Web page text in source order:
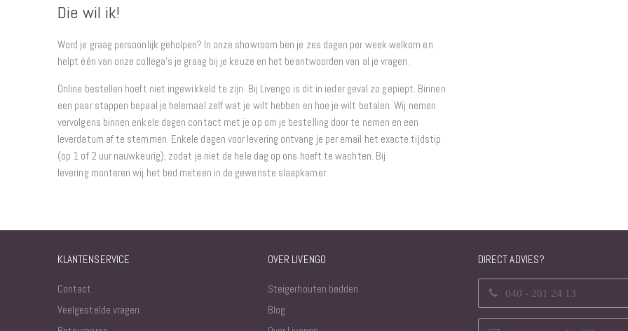
Die wil ik!
Word je graag persoonlijk geholpen? In onze showroom ben je zes dagen per week welkom en
helpt één van onze collega’s je graag bij je keuze en het beantwoorden van al je vragen.
Online bestellen hoeft niet ingewikkeld te zijn. Bij Livengo is dit in ieder geval zo gepiept. Binnen
een paar stappen bepaal je helemaal zelf wat je wilt hebben en hoe je wilt betalen. Wij nemen
vervolgens binnen enkele dagen contact met je op om je bestelling door te nemen en een
leverdatum af te stemmen. Enkele dagen voor levering ontvang je per email het exacte tijdstip
(op 1 of 2 uur nauwkeurig), zodat je niet de hele dag op ons hoeft te wachten. Bij
levering monteren wij het bed meteen in de gewenste slaapkamer.
KLANTENSERVICE
Contact
Veelgestelde vragen
OVER LIVENGO
Steigerhouten bedden
Blog
DIRECT ADVIES?
040 - 201 24 13